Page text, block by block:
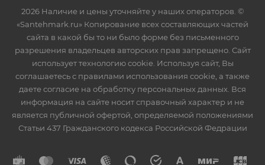
2026 Наличие и цены уточняйте у наших операторов. ©
«Santehmark.ru» Копирование всех составляющих частей
сайта в какой бы то ни было форме без письменного
разрешения владельцев авторских прав запрещено. Сайт
использует технологию cookie. Используя сайт, Вы
соглашаетесь с правилами использования cookie, а также
даете согласие на обработку персональных данных. Вся
информация на сайте носит справочный характер и не
является публичной офертой, определяемой положениями
Статьи 437 Гражданского кодекса Российской Федрации